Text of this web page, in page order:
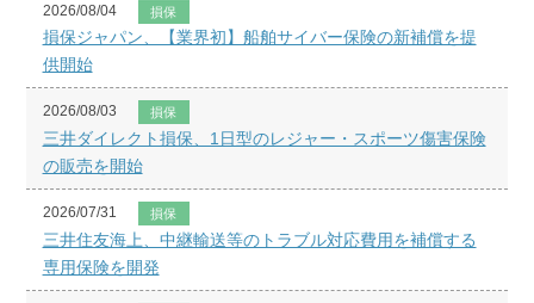
2026/08/04 損保
損保ジャパン、【業界初】船舶サイバー保険の新補償を提
供開始
2026/08/03 損保
三井ダイレクト損保、1日型のレジャー・スポーツ傷害保険
の販売を開始
2026/07/31 損保
三井住友海上、中継輸送等のトラブル対応費用を補償する
専用保険を開発